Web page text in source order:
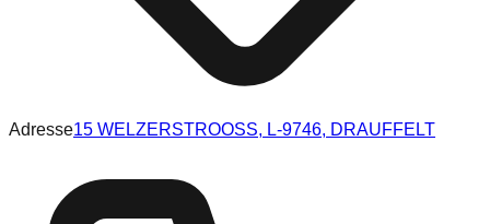
Adresse15 WELZERSTROOSS, L-9746, DRAUFFELT